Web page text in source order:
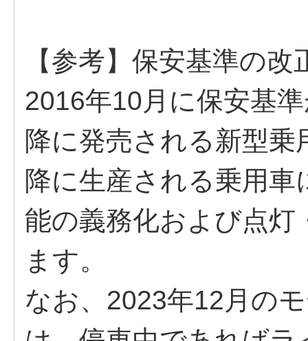
【参考】保安基準の改
2016年10月に保安基
降に発売される新型
降に生産される乗用
能の義務化および点
ます。
なお、2023年12月の